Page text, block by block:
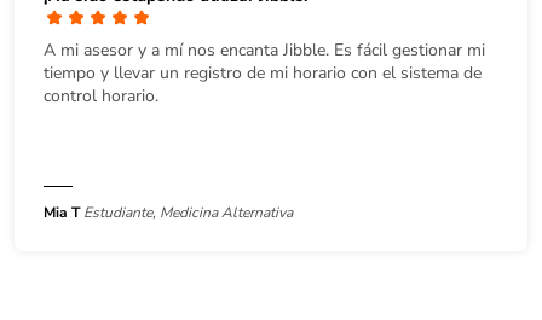
A mi asesor y a mí nos encanta Jibble. Es fácil gestionar mi
tiempo y llevar un registro de mi horario con el sistema de
control horario.
Mia T Estudiante, Medicina Alternativa